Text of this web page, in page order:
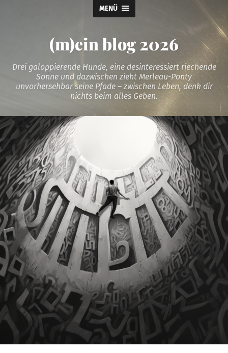
MENÜ
(m)ein blog 2026
Drei galoppierende Hunde, eine desinteressiert riechende
Sonne und dazwischen zieht Merleau-Ponty
unvorhersehbar seine Pfade – zwischen Leben, denk dir
nichts beim alles Geben.